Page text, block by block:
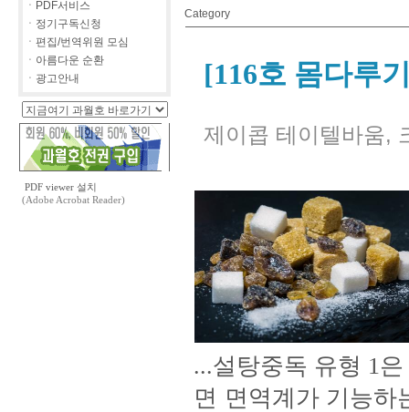
ㆍPDF서비스
ㆍ정기구독신청
ㆍ편집/번역위원 모심
ㆍ아름다운 순환
ㆍ광고안내
PDF viewer 설치
(Adobe Acrobat Reader)
Category
[116호 몸다루
제이콥 테이텔바움,
...설탕중독 유형 1
면 면역계가 기능하